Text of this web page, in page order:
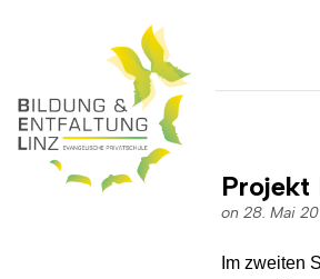
Projekt
on 28. Mai
Im zweiten